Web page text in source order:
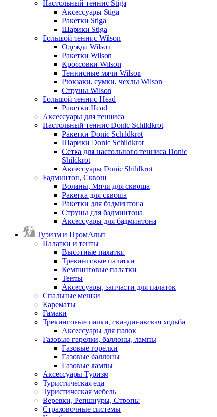
Настольный теннис Stiga
Аксессуары Stiga
Ракетки Stiga
Шарики Stiga
Большой теннис Wilson
Одежда Wilson
Ракетки Wilson
Кроссовки Wilson
Теннисные мячи Wilson
Рюкзаки, сумки, чехлы Wilson
Струны Wilson
Большой теннис Head
Ракетки Head
Аксессуары для тенниса
Настольный теннис Donic Schildkrot
Ракетки Donic Schildkrot
Шарики Donic Schildkrot
Сетка для настольного тенниса Donic
Shildkrot
Аксессуары Donic Shildkrot
Бадминтон, Сквош
Воланы, Мячи для сквоша
Ракетка для сквоша
Ракетки для бадминтона
Струны для бадминтона
Аксессуары для бадминтона
Туризм и ПромАльп
Палатки и тенты
Высотные палатки
Трекинговые палатки
Кемпинговые палатки
Тенты
Аксессуары, запчасти для палаток
Спальные мешки
Карематы
Гамаки
Трекинговые палки, скандинавская ходьба
Аксессуары для палок
Газовые горелки, баллоны, лампы
Газовые горелки
Газовые баллоны
Газовые лампы
Аксессуары Туризм
Туристическая еда
Туристическая мебель
Веревки, Репшнуры, Стропы
Страховочные системы